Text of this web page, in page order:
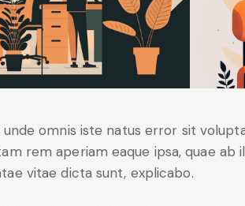
unde omnis iste natus error sit
rem aperiam eaque ipsa, quae ab
vitae dicta sunt, explicabo.